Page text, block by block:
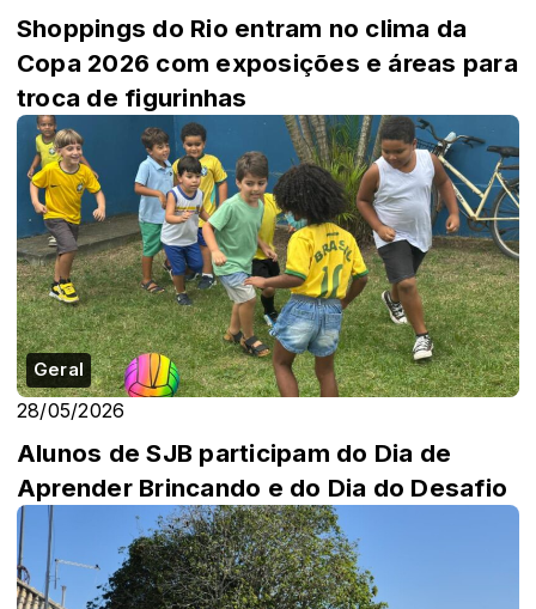
Shoppings do Rio entram no clima da
Copa 2026 com exposições e áreas para
troca de figurinhas
Geral
28/05/2026
Alunos de SJB participam do Dia de
Aprender Brincando e do Dia do Desafio